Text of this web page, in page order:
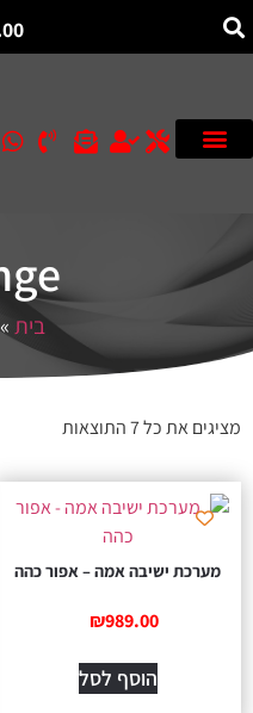
בית
מציגים את כל ⁦7⁩ התוצאות
מערכת ישיבה אמה – אפור כהה
₪989.00
הוסף לסל